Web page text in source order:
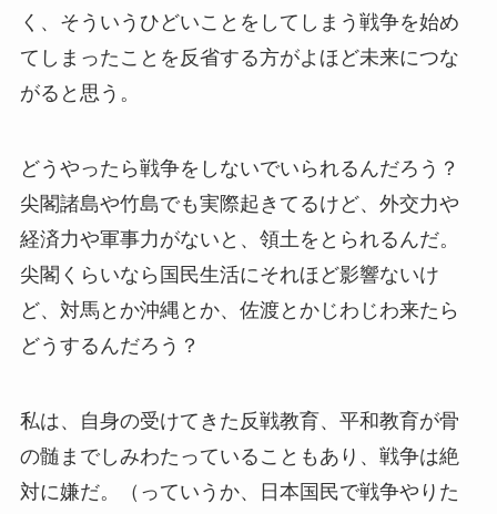
く、そういうひどいことをしてしまう戦争を始め
てしまったことを反省する方がよほど未来につな
がると思う。
どうやったら戦争をしないでいられるんだろう？
尖閣諸島や竹島でも実際起きてるけど、外交力や
経済力や軍事力がないと、領土をとられるんだ。
尖閣くらいなら国民生活にそれほど影響ないけ
ど、対馬とか沖縄とか、佐渡とかじわじわ来たら
どうするんだろう？
私は、自身の受けてきた反戦教育、平和教育が骨
の髄までしみわたっていることもあり、戦争は絶
対に嫌だ。（っていうか、日本国民で戦争やりた